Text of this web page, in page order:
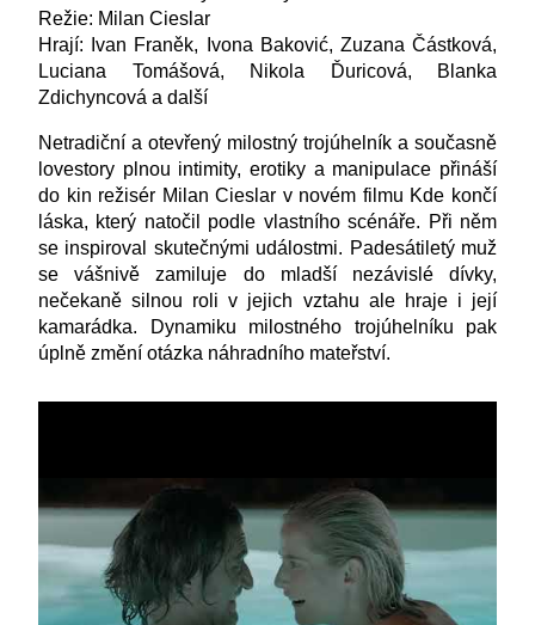
Režie: Milan Cieslar
Hrají: Ivan Franěk, Ivona Baković, Zuzana Částková,
Luciana Tomášová, Nikola Ďuricová, Blanka
Zdichyncová a další
Netradiční a otevřený milostný trojúhelník a současně
lovestory plnou intimity, erotiky a manipulace přináší
do kin režisér Milan Cieslar v novém filmu Kde končí
láska, který natočil podle vlastního scénáře. Při něm
se inspiroval skutečnými událostmi. Padesátiletý muž
se vášnivě zamiluje do mladší nezávislé dívky,
nečekaně silnou roli v jejich vztahu ale hraje i její
kamarádka. Dynamiku milostného trojúhelníku pak
úplně změní otázka náhradního mateřství.